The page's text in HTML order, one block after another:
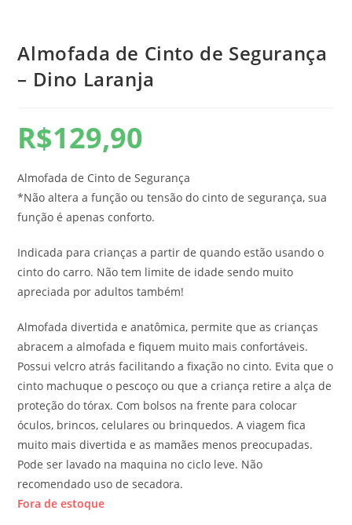
Almofada de Cinto de Segurança
– Dino Laranja
R$129,90
Almofada de Cinto de Segurança
*Não altera a função ou tensão do cinto de segurança, sua
função é apenas conforto.
Indicada para crianças a partir de quando estão usando o
cinto do carro. Não tem limite de idade sendo muito
apreciada por adultos também!
Almofada divertida e anatômica, permite que as crianças
abracem a almofada e fiquem muito mais confortáveis.
Possui velcro atrás facilitando a fixação no cinto. Evita que o
cinto machuque o pescoço ou que a criança retire a alça de
proteção do tórax. Com bolsos na frente para colocar
óculos, brincos, celulares ou brinquedos. A viagem fica
muito mais divertida e as mamães menos preocupadas.
Pode ser lavado na maquina no ciclo leve. Não
recomendado uso de secadora.
Fora de estoque